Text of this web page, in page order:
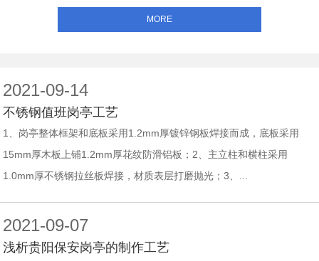
MORE
2021-09-14
不锈钢值班岗亭工艺
1、岗亭整体框架和底板采用1.2mm厚镀锌钢板焊接而成，底板采用
15mm厚木板上铺1.2mm厚花纹防滑铝板；2、主立柱和横柱采用
1.0mm厚不锈钢拉丝板焊接，材质表层打磨抛光；3、...
2021-09-07
浅析贵阳保安岗亭的制作工艺